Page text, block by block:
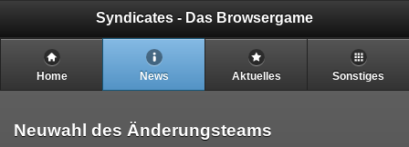
Syndicates - Das Browsergame
Home News Aktuelles Sonstiges
Neuwahl des Änderungsteams